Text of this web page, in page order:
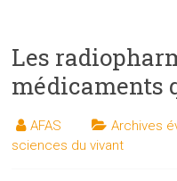
Les
AFAS Archives
sciences du vivant